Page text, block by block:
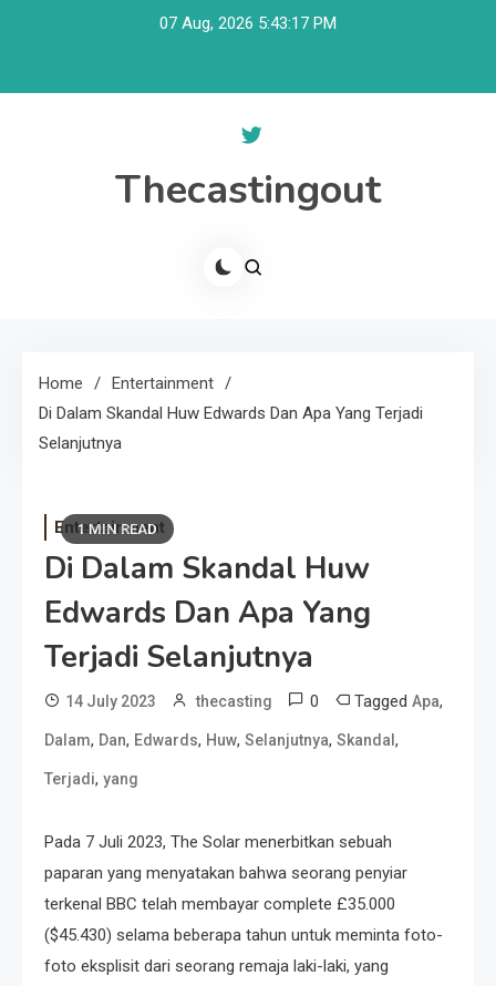
07 Aug, 2026 5:43:17 PM
Thecastingout
Home
Entertainment
Di Dalam Skandal Huw Edwards Dan Apa Yang Terjadi
Selanjutnya
1 MIN READ
Entertainment
Di Dalam Skandal Huw
Edwards Dan Apa Yang
Terjadi Selanjutnya
14 July 2023 thecasting 0 Tagged Apa,
Dalam, Dan, Edwards, Huw, Selanjutnya, Skandal ,
Terjadi, yang
Pada 7 Juli 2023, The Solar menerbitkan sebuah
paparan yang menyatakan bahwa seorang penyiar
terkenal BBC telah membayar complete £35.000
($45.430) selama beberapa tahun untuk meminta foto-
foto eksplisit dari seorang remaja laki-laki, yang